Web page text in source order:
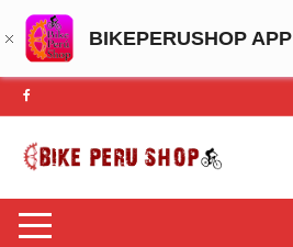
BIKEPERUSHOP APP
Saltar
al
contenido